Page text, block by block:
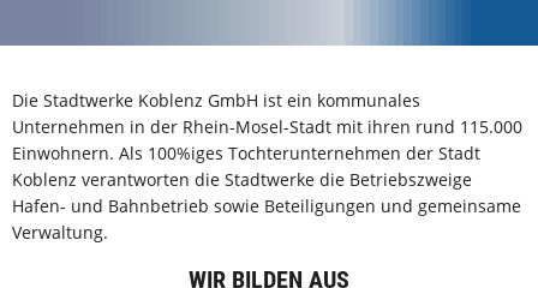
Die Stadtwerke Koblenz GmbH ist ein kommunales
Unternehmen in der Rhein-Mosel-Stadt mit ihren rund 115.000
Einwohnern. Als 100%iges Tochterunternehmen der Stadt
Koblenz verantworten die Stadtwerke die Betriebszweige
Hafen- und Bahnbetrieb sowie Beteiligungen und gemeinsame
Verwaltung.
WIR BILDEN AUS